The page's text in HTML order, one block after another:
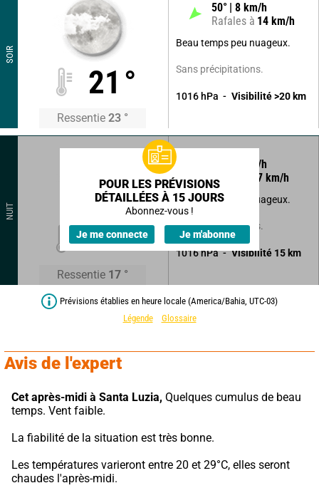
SOIR
21 °
Ressentie 23 °
50° 8 km/h
Rafales à 14 km/h
Beau temps peu nuageux.
Sans précipitations.
1016 hPa Visibilité >20 km
NUIT
18°
Ressentie 17 °
km/h
Rafales à
7 km/h
Beau temps peu nuageux.
Sans précipitations.
1016hPa Visibilité 15 km
POUR LES PRÉVISIONS
DÉTAILLÉES À 15 JOURS
Abonnez-vous !
Je me connecte Je m'abonne
Prévisions établies en heure locale (America/Bahia, UTC-03)
Légende
Glossaire
Avis de l'expert
Cet après-midi à Santa Luzia, Quelques cumulus de beau
temps. Vent faible.
La fiabilité de la situation est très bonne.
Les températures varieront entre 20 et 29°C, elles seront
chaudes l'après-midi.